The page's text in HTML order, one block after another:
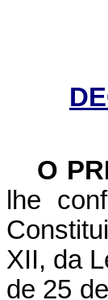
O
lhe
XII, da
de 25